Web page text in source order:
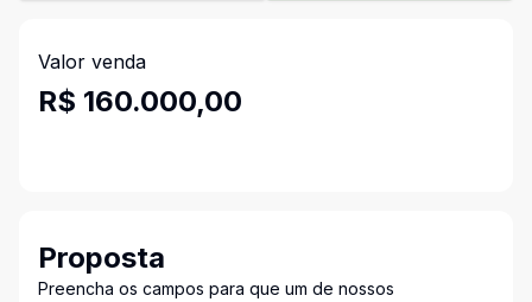
Valor venda
R$ 160.000,00
Proposta
Preencha os campos para que um de nossos